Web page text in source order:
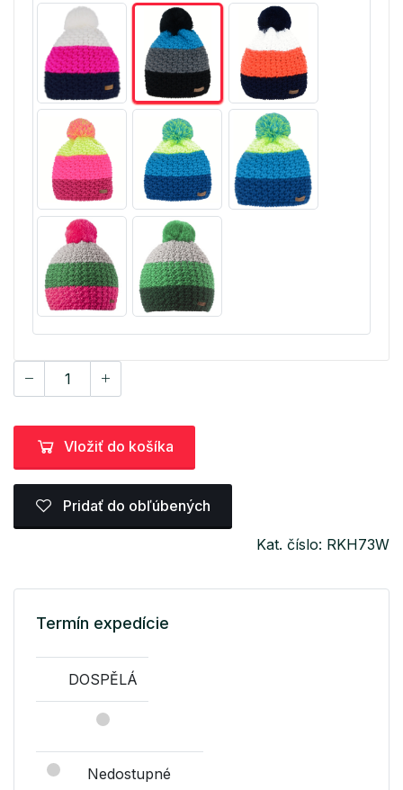
Vložiť do košíka
Pridať do obľúbených
Kat. číslo: RKH73W
Termín expedície
DOSPĚLÁ
Nedostupné